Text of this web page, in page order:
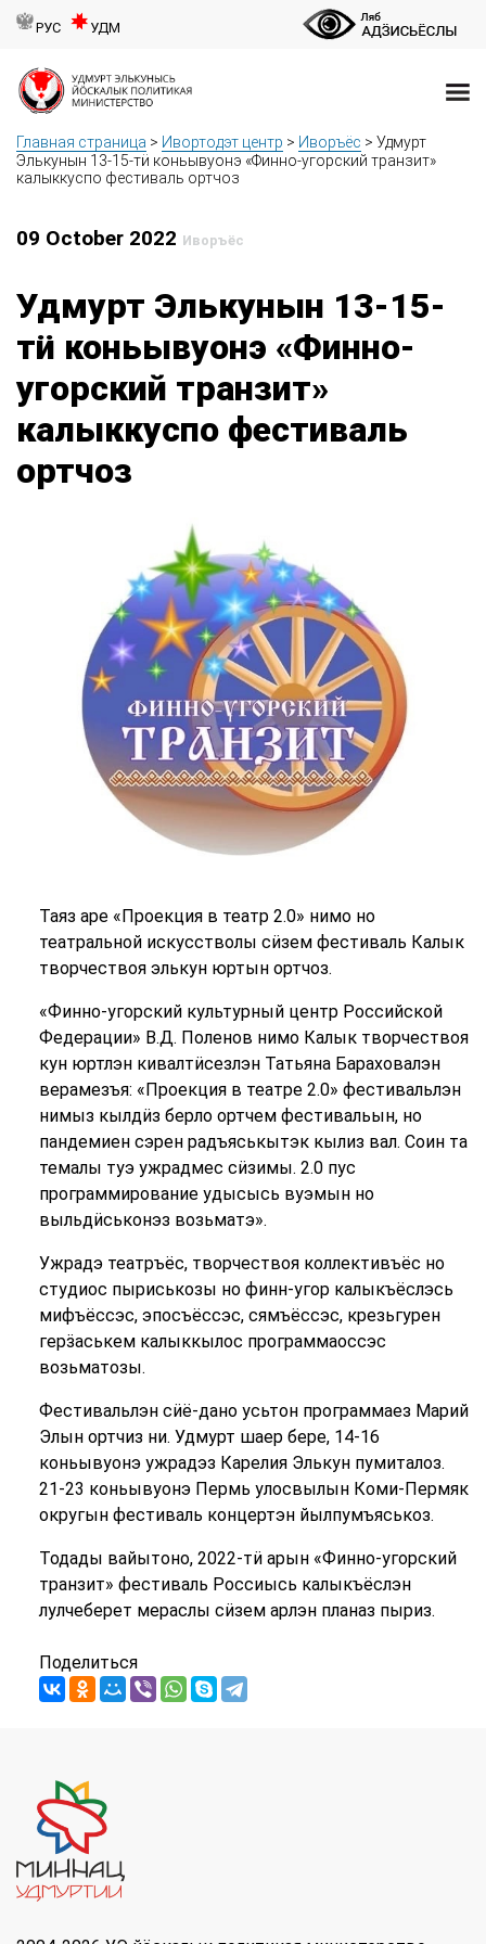
РУС УДМ
Главная страница > Ивортодэт центр > Иворъёс > Удмурт
Элькунын 13-15-тӥ коньывуонэ «Финно-угорский транзит»
калыккуспо фестиваль ортчоз
09 October 2022 Иворъёс
Удмурт Элькунын 13-15-
тӥ коньывуонэ «Финно-
угорский транзит»
калыккуспо фестиваль
ортчоз
Таяз аре «Проекция в театр 2.0» нимо но
театральной искусстволы сӥзем фестиваль Калык
творчествоя элькун юртын ортчоз.
«Финно-угорский культурный центр Российской
Федерации» В.Д. Поленов нимо Калык творчествоя
кун юртлэн кивалтӥсезлэн Татьяна Бараховалэн
верамезъя: «Проекция в театре 2.0» фестивальлэн
нимыз кылдӥз берло ортчем фестивальын, но
пандемиен сэрен радъяськытэк кылиз вал. Соин та
темалы туэ ужрадмес сӥзимы. 2.0 пус
программирование удысысь вуэмын но
выльдӥськонэз возьматэ».
Ужрадэ театръёс, творчествоя коллективъёс но
студиос пыриськозы но финн-угор калыкъёслэсь
мифъёссэс, эпосъёссэс, сямъёссэс, крезьгурен
герӟаськем калыккылос программаоссэс
возьматозы.
Фестивальлэн сӥё-дано усьтон программаез Марий
Элын ортчиз ни. Удмурт шаер бере, 14-16
коньывуонэ ужрадэз Карелия Элькун пумиталоз.
21-23 коньывуонэ Пермь улосвылын Коми-Пермяк
округын фестиваль концертэн йылпумъяськоз.
Тодады вайытоно, 2022-тӥ арын «Финно-угорский
транзит» фестиваль Россиысь калыкъёслэн
лулчеберет мераслы сӥзем арлэн планаз пыриз.
Поделиться